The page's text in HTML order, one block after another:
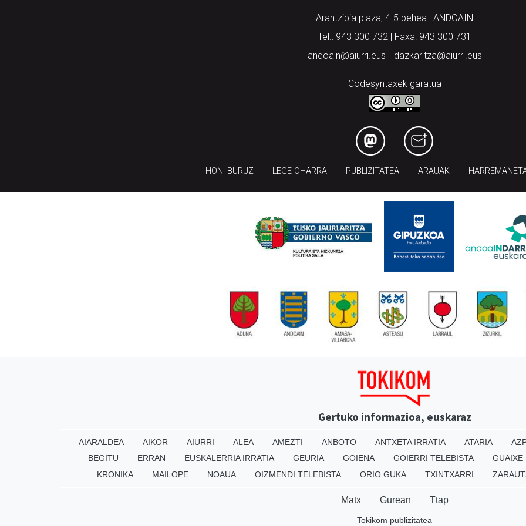
Arantzibia plaza, 4-5 behea | ANDOAIN
Tel.: 943 300 732 | Faxa: 943 300 731
andoain@aiurri.eus | idazkaritza@aiurri.eus
Codesyntaxek garatua
HONI BURUZ LEGE OHARRA PUBLIZITATEA ARAUAK
Gertuko informazioa, euskaraz
AIARALDEA AIKOR AIURRI ALEA AMEZTI ANBOTO ANTXETA IRRATIA ATARIA
BEGITU
ERRAN EUSKALERRIA IRRATIA GEURIA GOIENA GOIERRI TELEBISTA GUAIXE
KRONIKA
MAILOPE NOAUA OIZMENDI TELEBISTA ORIO GUKA TXINTXARRI
Matx Gurean Ttap
Tokikom publizitatea